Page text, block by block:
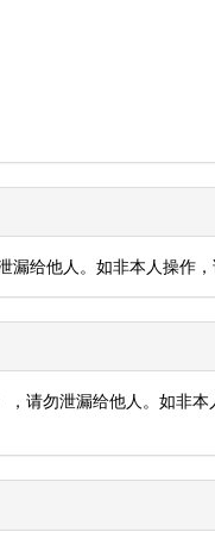
给他人。如非本人操作，
，请勿泄漏给他人。如非